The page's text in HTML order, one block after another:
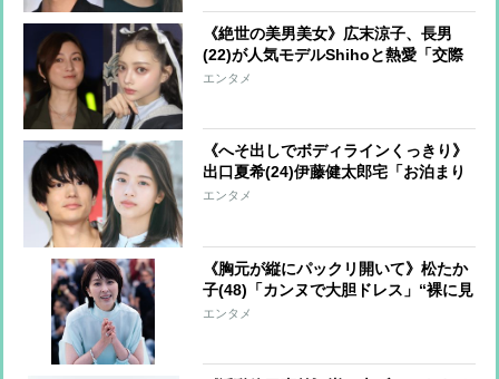
《絶世の美男美女》広末涼子、長男
(22)が人気モデルShihoと熱愛「交際
は認める」一方で“不安”な母心も
エンタメ
《へそ出しでボディラインくっきり》
出口夏希(24)伊藤健太郎宅「お泊まり
私服」にファン熱視線「Z世代のファ
エンタメ
《胸元が縦にパックリ開いて》松たか
子(48)「カンヌで大胆ドレス」“裸に見
える規制”続くなか「圧巻の気品」
エンタメ